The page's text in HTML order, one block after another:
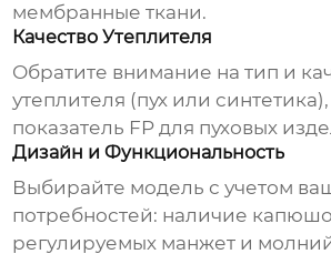
мембранные ткани.
Качество Утеплителя
Обратите внимание на тип и
утеплителя (пух или
показатель FP для пуховых
Дизайн и Функциональность
Выбирайте модель с учетом
потребностей: наличие
регулируемых манжет и